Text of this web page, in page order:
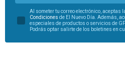
Al someter tu correo electrónico, aceptas
Condiciones de El Nuevo Día. Además,
especiales de productos o servicios de
Podrás optar salirte de los boletines en